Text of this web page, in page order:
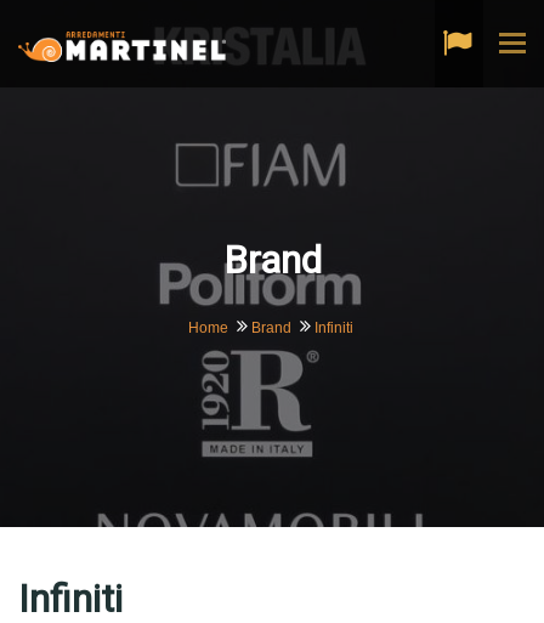
Brand
Home Brand Infiniti
Infiniti